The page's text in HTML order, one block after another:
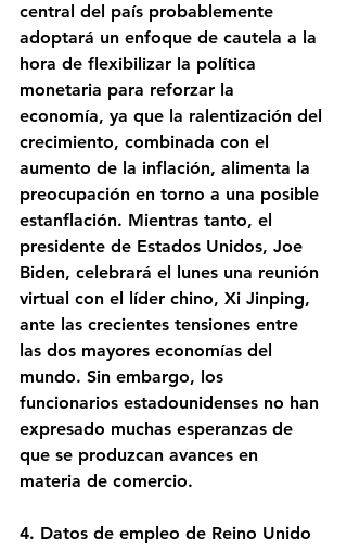
central del país probablemente
adoptará un enfoque de cautela a la
hora de flexibilizar la política
monetaria para reforzar la
economía, ya que la ralentización del
crecimiento, combinada con el
aumento de la inflación, alimenta la
preocupación en torno a una posible
estanflación. Mientras tanto, el
presidente de Estados Unidos, Joe
Biden, celebrará el lunes una reunión
virtual con el líder chino, Xi Jinping,
ante las crecientes tensiones entre
las dos mayores economías del
mundo. Sin embargo, los
funcionarios estadounidenses no han
expresado muchas esperanzas de
que se produzcan avances en
materia de comercio.
4. Datos de empleo de Reino Unido